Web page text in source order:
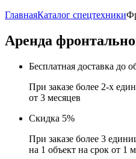
ГлавнаяКаталог спецтехники
Аренда
Бесплатная доставка до
При заказе более 2-х
от 3 месяцев
Скидка 5%
При заказе более 3
на 1 объект на срок от 1